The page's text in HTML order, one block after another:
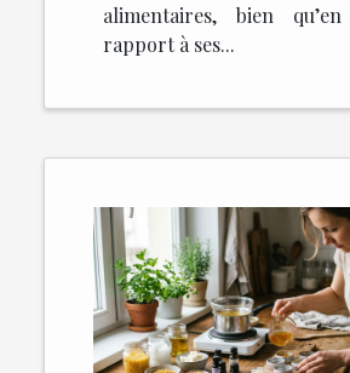
alimentaires, bien
rapport à ses...